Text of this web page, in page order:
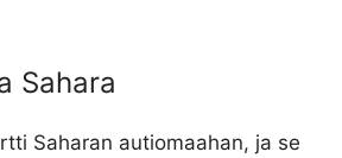
Sahara
Saharan autiomaahan, ja se